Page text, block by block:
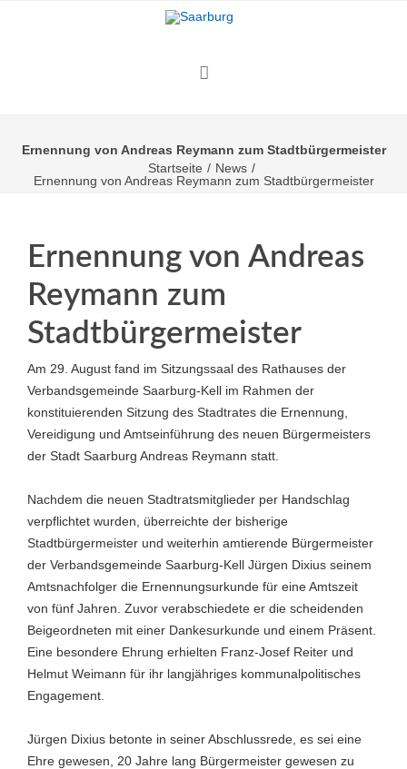
Ernennung von Andreas Reymann zum Stadtbürgermeister
Startseite / News /
Ernennung von Andreas Reymann zum Stadtbürgermeister
Ernennung von Andreas
Reymann zum
Stadtbürgermeister
Am 29. August fand im Sitzungssaal des Rathauses der
Verbandsgemeinde Saarburg-Kell im Rahmen der
konstituierenden Sitzung des Stadtrates die Ernennung,
Vereidigung und Amtseinführung des neuen Bürgermeisters
der Stadt Saarburg Andreas Reymann statt.
Nachdem die neuen Stadtratsmitglieder per Handschlag
verpflichtet wurden, überreichte der bisherige
Stadtbürgermeister und weiterhin amtierende Bürgermeister
der Verbandsgemeinde Saarburg-Kell Jürgen Dixius seinem
Amtsnachfolger die Ernennungsurkunde für eine Amtszeit
von fünf Jahren. Zuvor verabschiedete er die scheidenden
Beigeordneten mit einer Dankesurkunde und einem Präsent.
Eine besondere Ehrung erhielten Franz-Josef Reiter und
Helmut Weimann für ihr langjähriges kommunalpolitisches
Engagement.
Jürgen Dixius betonte in seiner Abschlussrede, es sei eine
Ehre gewesen, 20 Jahre lang Bürgermeister gewesen zu